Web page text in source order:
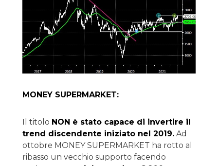
MONEY SUPERMARKET:
Il titolo NON è stato capace di invertire il
trend discendente iniziato nel 2019. Ad
ottobre MONEY SUPERMARKET ha rotto al
ribasso un vecchio supporto facendo